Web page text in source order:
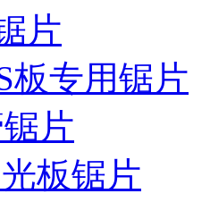
片
板专用锯片
片
板锯片